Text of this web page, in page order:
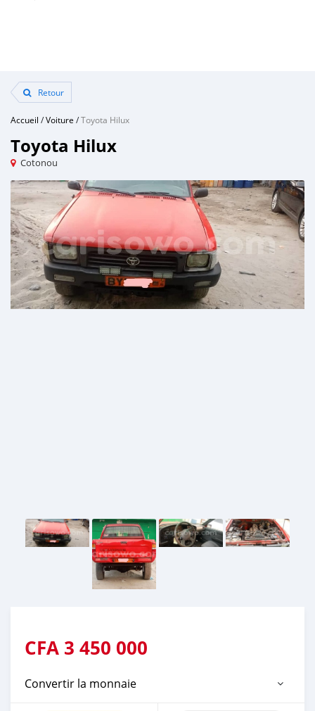
Retour
Accueil /Voiture /Toyota Hilux
Toyota Hilux
Cotonou
CFA 3 450 000
Convertir la monnaie